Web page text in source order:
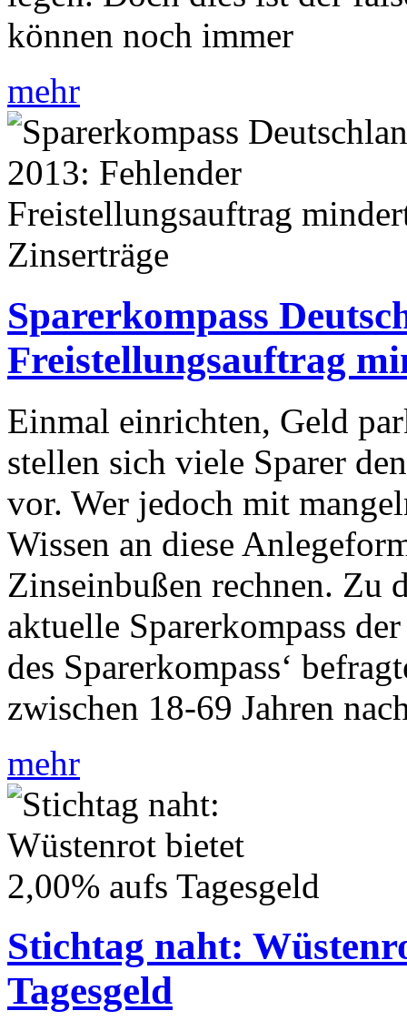
können noch immer
mehr
Sparerkompass
Freistellungsauftrag
Einmal einrichten, Geld
stellen sich viele Sparer
vor. Wer jedoch mit
Wissen an diese
Zinseinbußen rechnen. Zu
aktuelle Sparerkompass
des Sparerkompass‘
zwischen 18-69 Jahren
mehr
Stichtag naht:
Tagesgeld